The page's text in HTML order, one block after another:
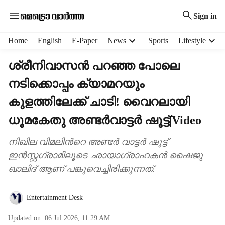
Sign in
Home English E-Paper News Sports Lifestyle
ശ്രീനിവാസൻ പറഞ്ഞ പോലെ
നടിക്കൊപ്പം ക്യാമറയും
കുളത്തിലേക്ക് ചാടി! വൈറലായി
ധൂമകേതു അണ്ടർവാട്ടർ ഷൂട്ട്|Video
നിഖില വിമലിന്‍റെ അണ്ടർ വാട്ടർ ഷൂട്ട്
ഇൻസ്റ്റഗ്രാമിലൂടെ ഛായാഗ്രാഹകൻ ഷൈജു
ഖാലിദ് ആണ് പങ്കുവെച്ചിരിക്കുന്നത്.
Entertainment Desk
Updated on :06 Jul 2026, 11:29 AM